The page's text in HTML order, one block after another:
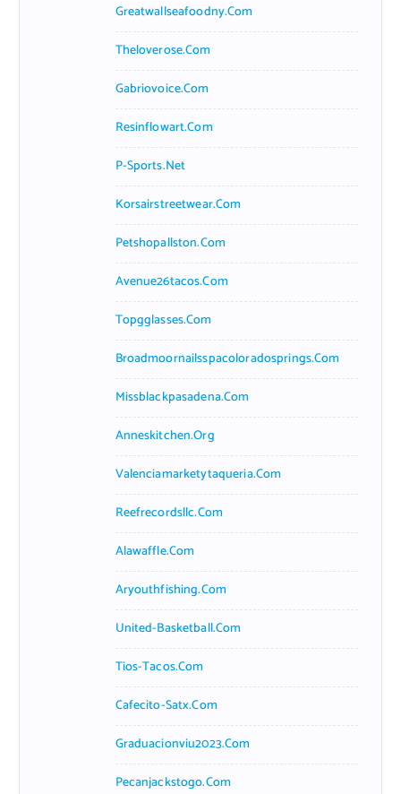
Greatwallseafoodny.com
Theloverose.com
Gabriovoice.com
Resinflowart.com
P-Sports.net
Korsairstreetwear.com
Petshopallston.com
Avenue26tacos.com
Topgglasses.com
Broadmoornailsspacoloradosprings.com
Missblackpasadena.com
Anneskitchen.org
Valenciamarketytaqueria.com
Reefrecordsllc.com
Alawaffle.com
Aryouthfishing.com
United-Basketball.com
Tios-Tacos.com
Cafecito-Satx.com
Graduacionviu2023.com
Pecanjackstogo.com